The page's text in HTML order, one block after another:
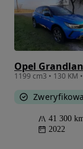
Opel
1199 cm3 • 130 KM
41 300
2022